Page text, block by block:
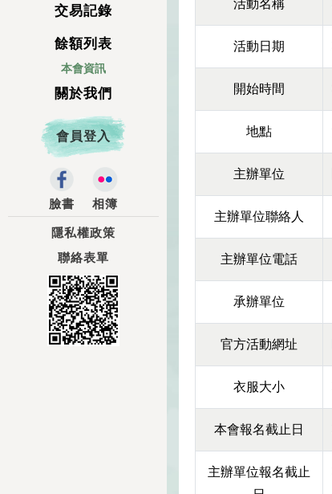
交易記錄
餘額列表
本會資訊
關於我們
會員登入
臉書 相簿
隱私權政策
聯絡表單
活動名稱
活動日期
開始時間
地點
主辦單位
主辦單位聯絡人
主辦單位電話
承辦單位
官方活動網址
衣服大小
本會報名截止日
主辦單位報名截止